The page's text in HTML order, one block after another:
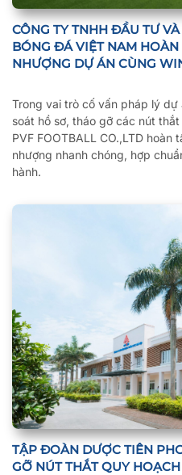
CÔNG TY TNHH ĐẦU TƯ
BÓNG ĐÁ VIỆT NAM
NHƯỢNG DỰ ÁN CÙNG
Trong vai trò cố vấn pháp lý
soát hồ sơ, tháo gỡ các nút
PVF FOOTBALL CO.,LTD
nhượng nhanh chóng, hợp
hành.
TẬP ĐOÀN DƯỢC TIÊN
GỠ NÚT THẮT QUY